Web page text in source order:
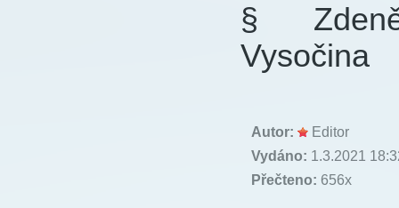
§
Vysočina
Autor:
Editor
Vydáno: 1.3.2021
Přečteno: 656x